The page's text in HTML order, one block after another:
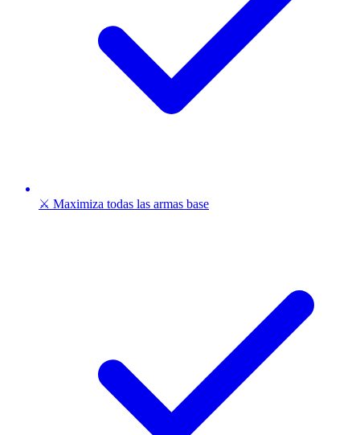
⚔️ Maximiza todas las armas base